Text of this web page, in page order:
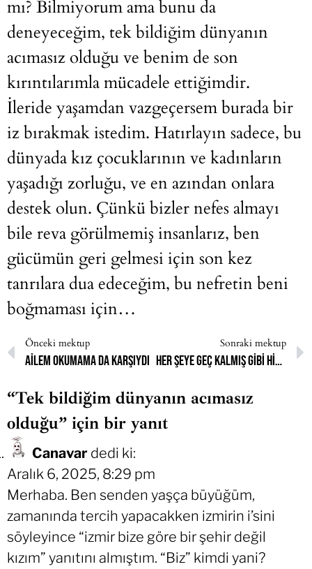
mı? Bilmiyorum ama bunu da
deneyeceğim, tek bildiğim dünyanın
acımasız olduğu ve benim de son
kırıntılarımla mücadele ettiğimdir.
İleride yaşamdan vazgeçersem burada bir
iz bırakmak istedim. Hatırlayın sadece, bu
dünyada kız çocuklarının ve kadınların
yaşadığı zorluğu, ve en azından onlara
destek olun. Çünkü bizler nefes almayı
bile reva görülmemiş insanlarız, ben
gücümün geri gelmesi için son kez
tanrılara dua edeceğim, bu nefretin beni
boğmaması için…
Önceki mektup
ailem okumama da karşıydı
Sonraki mektup
Her şeye geç kalmış gibi hissediyorum
“Tek bildiğim dünyanın acımasız
olduğu” için bir yanıt
Canavar dedi ki:
Aralık 6, 2025, 8:29 pm
Merhaba. Ben senden yaşça büyüğüm,
zamanında tercih yapacakken izmirin i’sini
söyleyince “izmir bize göre bir şehir değil
kızım” yanıtını almıştım. “Biz” kimdi yani?